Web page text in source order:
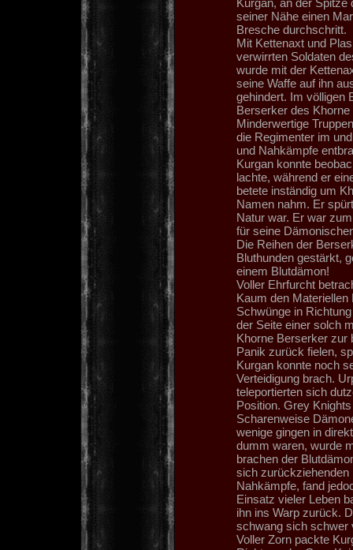
Kurgan, an der Spitze
seiner Nähe einen
Bresche durchschritt.
Mit Kettenaxt und
verwirrten Soldaten
wurde mit der
seine Waffe auf ihn
gehindert. Im völligen
Berserker des
Minderwertige
die Regimenter im
und Nahkämpfe
Kurgan konnte
lachte, während er
betete inständig um
Namen nahm. Er
Natur war. Er war
für seine
Die Reihen der
Bluthunden gestärkt,
einem Blutdämon!
Voller Ehrfurcht
Kaum den
Schwünge in
der Seite einer solch
Khorne Berserker zur
Panik zurück fielen,
Kurgan konnte noch
Verteidigung brach.
teleportierten sich
Position. Grey
Scharenweise
wenige gingen in
dumm waren, wurde
brachen der
sich zurückziehenden
Nahkämpfe, fand
Einsatz vieler Leben
ihn ins Warp zurück.
schwang sich schwer
Voller Zorn packte